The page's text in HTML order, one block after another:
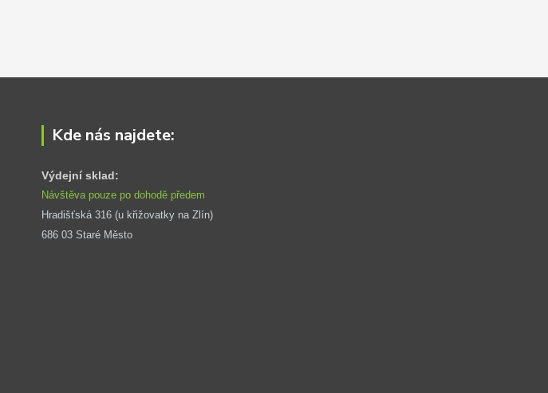
Kde nás najdete:
Výdejní sklad:
Návštěva pouze po dohodě předem
Hradišťská 316 (u křižovatky na Zlín)
686 03 Staré Město